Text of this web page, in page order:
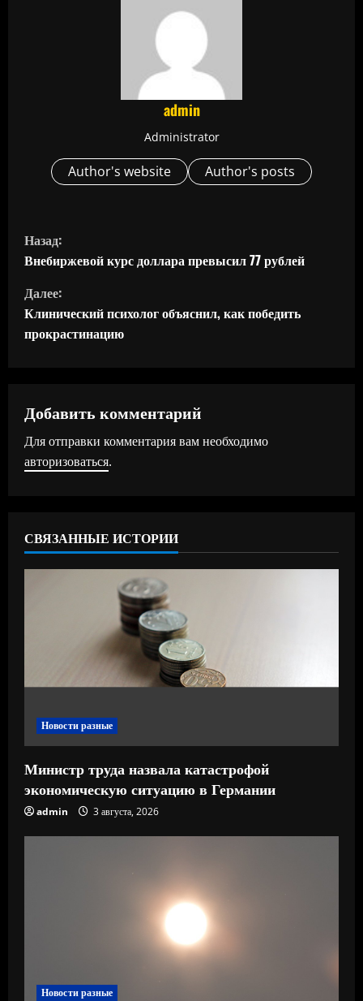
admin
Administrator
Author's website Author's posts
П
р
о
д
л
ж
и
ь
ч
и
е
Назад:
Внебиржевой курс доллара превысил 77 рублей
Далее:
Клинический психолог объяснил, как победить
прокрастинацию
Добавить комментарий
Для отправки комментария вам необходимо
авторизоваться.
СВЯЗАННЫЕ ИСТОРИИ
Новости разные
Министр труда назвала катастрофой
экономическую ситуацию в Германии
admin 3 августа, 2026
Новости разные